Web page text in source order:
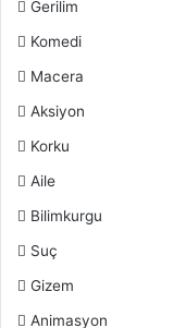
Gerilim
Komedi
Macera
Aksiyon
Korku
Aile
Bilimkurgu
Suç
Gizem
Animasyon